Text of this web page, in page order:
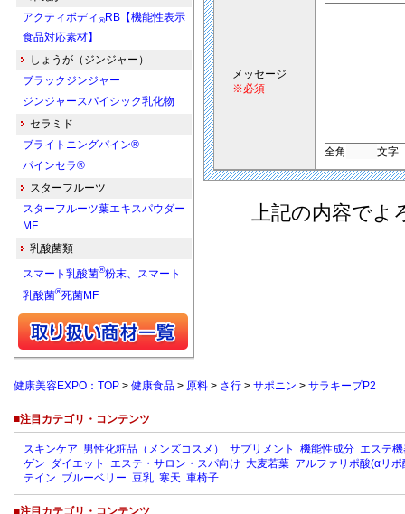
メッセージ
※必須
全角 文字
上記の内容でよ
アクティボディ®RB【機能性表示
食品対応素材】
しょうが（ジンジャー）
ブラックジンジャー
ジンジャースパイシック乳化物
セラミド
ブライトニングパイン®
パインセラ®
スターフルーツ
スターフルーツ葉エキスパウダー
MF
乳酸菌類
スマート乳酸菌®粉末、スマート
乳酸菌®死菌MF
健康美容EXPO：TOP > 健康食品 > 原料 > さ行 > サポニン > サラキープP2
■注目カテゴリ・コンテンツ
スキンケア 男性化粧品（メンズコスメ） サプリメント 機能性成分 エステ
ゲン ダイエット エステ・サロン・スパ向け 大麦若葉 アルファリポ酸(αリポ
テイン ブルーベリー 豆乳 寒天 車椅子